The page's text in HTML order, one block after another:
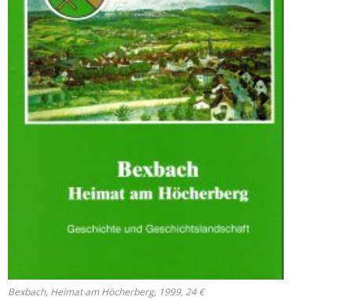
Bexbach, Heimat am Höcherberg, 1999, 24 €